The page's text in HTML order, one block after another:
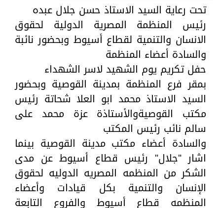
تحت رعاية السيد الاستاذ حسن جلال عبده
رئيس المنظمة المصرية الدولية لحقوق
الانسان والتنمية لقطاع أسيوط وبحضور نائبة
والسادة أعضاء المنظمة
حفل تكريم يوم الشهيد لاسر الشهداء
بمقر فرع المنظمة بمدينة القوصية وبحضور
السيد الاستاذ محمد ابو العلا شحاتة رئيس
مكتب القوصيةوالأستاذة عزة محمد على
سالم نائب رئيس المكتب
والسادة أعضاء مكتب مدينة القوصية بينما
اشار "جلال" رئيس قطاع أسيوط عن مدى
الشكر من المنظمه المصريه الدوليه لحقوق
الإنسان والتنمية بكل قيادات وأعضاء
المنظمه قطاع أسيوط والفروع التابعة